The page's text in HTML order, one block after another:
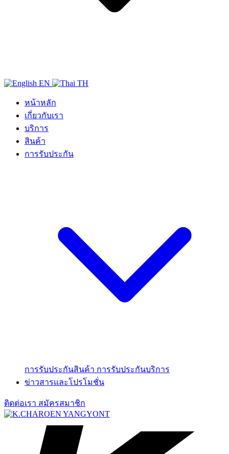
EN TH
หน้าหลัก
เกี่ยวกับเรา
บริการ
สินค้า
การรับประกัน
การรับประกันสินค้า การรับประกันบริการ
ข่าวสารและโปรโมชั่น
ติดต่อเรา สมัครสมาชิก